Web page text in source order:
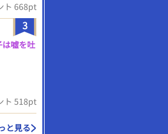
ト 668pt
3
嘘を吐
ト 518pt
と見る